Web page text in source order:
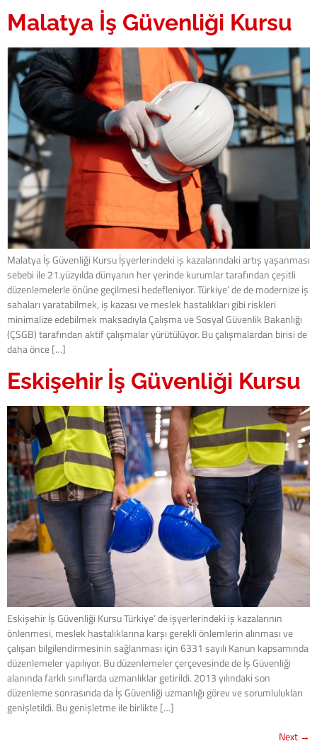
Malatya İş Güvenliği Kursu
Malatya İş Güvenliği Kursu İşyerlerindeki iş kazalarındaki artış yaşanması
sebebi ile 21.yüzyılda dünyanın her yerinde kurumlar tarafından çeşitli
düzenlemelerle önüne geçilmesi hedefleniyor. Türkiye’ de de modernize iş
sahaları yaratabilmek, iş kazası ve meslek hastalıkları gibi riskleri
minimalize edebilmek maksadıyla Çalışma ve Sosyal Güvenlik Bakanlığı
(ÇSGB) tarafından aktif çalışmalar yürütülüyor. Bu çalışmalardan birisi de
daha önce […]
Eskişehir İş Güvenliği Kursu
Eskişehir İş Güvenliği Kursu Türkiye’ de işyerlerindeki iş kazalarının
önlenmesi, meslek hastalıklarına karşı gerekli önlemlerin alınması ve
çalışan bilgilendirmesinin sağlanması için 6331 sayılı Kanun kapsamında
düzenlemeler yapılıyor. Bu düzenlemeler çerçevesinde de İş Güvenliği
alanında farklı sınıflarda uzmanlıklar getirildi. 2013 yılındaki son
düzenleme sonrasında da İş Güvenliği uzmanlığı görev ve sorumlulukları
genişletildi. Bu genişletme ile birlikte […]
Next →